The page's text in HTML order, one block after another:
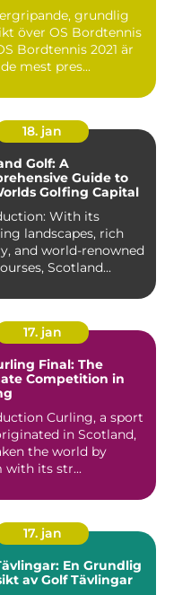
grundlig
över OS Bordtennis
mest pres...
18. jan
Golf: A
Guide to
Golfing Capital
With its
landscapes, rich
and world-renowned
Scotland...
17. jan
Final: The
Competition in
Curling, a sport
in Scotland,
the world by
with its str...
17. jan
En Grundlig
av Golf Tävlingar